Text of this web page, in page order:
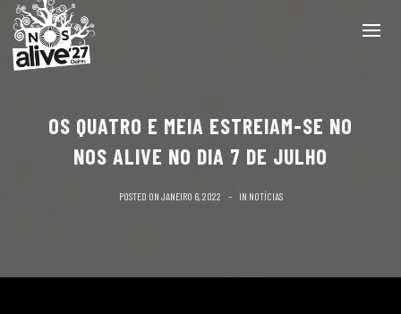
OS QUATRO E MEIA ESTREIAM-SE NO
NOS ALIVE NO DIA 7 DE JULHO
POSTED ON JANEIRO 6, 2022 IN NOTÍCIAS